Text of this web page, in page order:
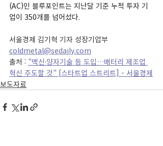
(AC)인 블루포인트는 지난달 기준 누적 투자 기
업이 350개를 넘어섰다.
서울경제 김기혁 기자 성장기업부
coldmetal@sedaily.com
출처 : "맥신·양자기술 등 도입…배터리 제조업
혁신 주도할 것" [스타트업 스트리트] - 서울경제
보도자료